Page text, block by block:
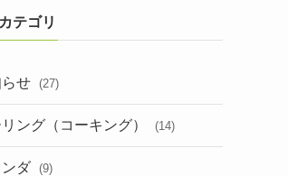
テゴリ
せ (27)
ング（コーキング） (14)
ダ (9)